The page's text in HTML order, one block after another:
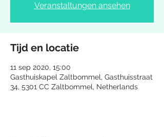
Veranstaltungen ansehen
Tijd en locatie
11 sep 2020, 15:00
Gasthuiskapel Zaltbommel, Gasthuisstraat
34, 5301 CC Zaltbommel, Netherlands